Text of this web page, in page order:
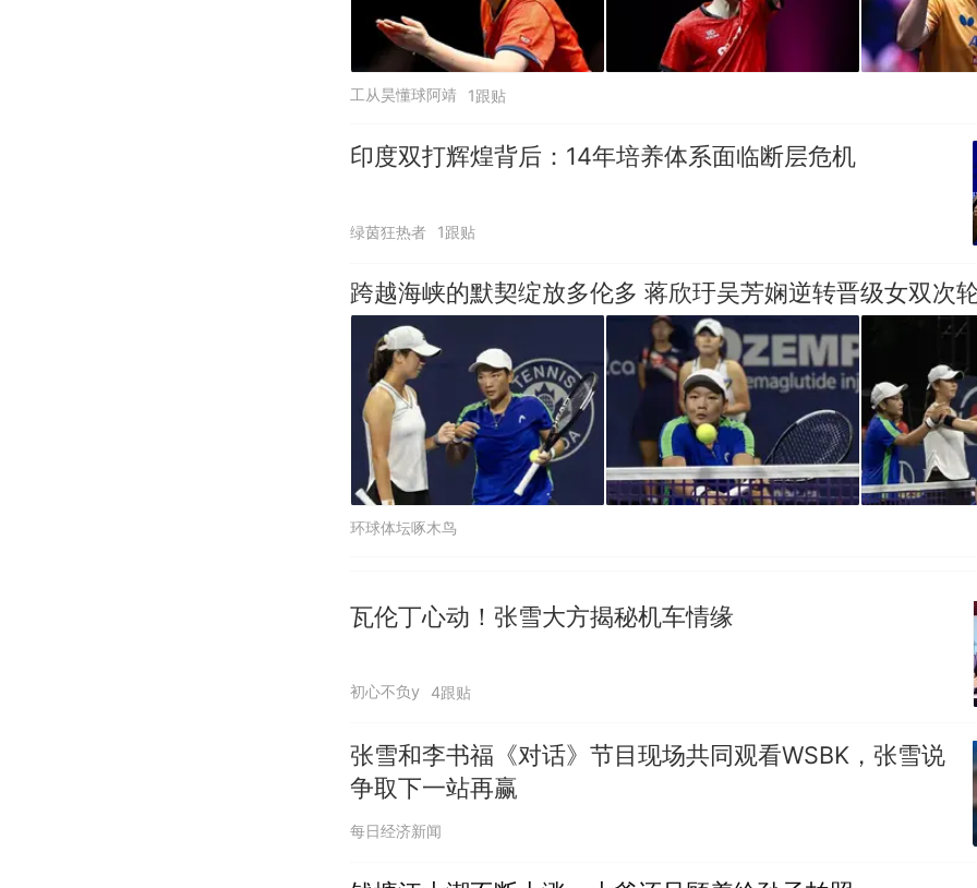
工从昊懂球阿靖 1跟贴
印度双打辉煌背后：14年培养体系面临断层危机
绿茵狂热者 1跟贴
跨越海峡的默契绽放多伦多 蒋欣玗吴芳娴逆转晋级女双次
环球体坛啄木鸟
瓦伦丁心动！张雪大方揭秘机车情缘
初心不负y 4跟贴
张雪和李书福《对话》节目现场共同观看WSBK，张雪说
争取下一站再赢
每日经济新闻